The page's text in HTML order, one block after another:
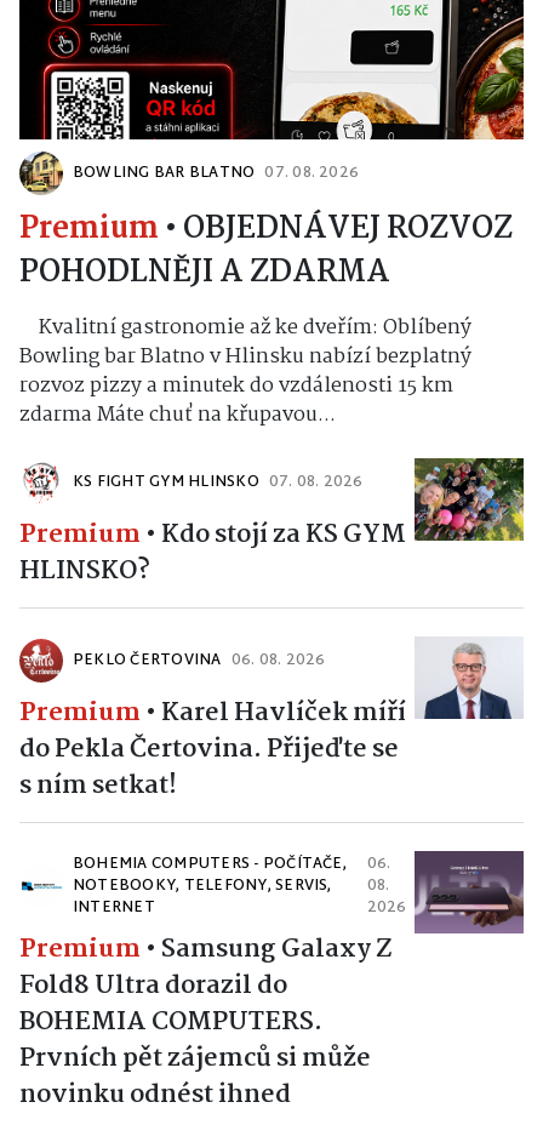
BOWLING BAR BLATNO 07. 08. 2026
Premium • OBJEDNÁVEJ ROZVOZ
POHODLNĚJI A ZDARMA
Kvalitní gastronomie až ke dveřím: Oblíbený
Bowling bar Blatno v Hlinsku nabízí bezplatný
rozvoz pizzy a minutek do vzdálenosti 15 km
zdarma Máte chuť na křupavou...
KS FIGHT GYM HLINSKO 07. 08. 2026
Premium • Kdo stojí za KS GYM
HLINSKO?
PEKLO ČERTOVINA 06. 08. 2026
Premium • Karel Havlíček míří
do Pekla Čertovina. Přijeďte se
s ním setkat!
BOHEMIA COMPUTERS - POČÍTAČE,
NOTEBOOKY, TELEFONY, SERVIS,
INTERNET
06.
08.
2026
Premium • Samsung Galaxy Z
Fold8 Ultra dorazil do
BOHEMIA COMPUTERS.
Prvních pět zájemců si může
novinku odnést ihned